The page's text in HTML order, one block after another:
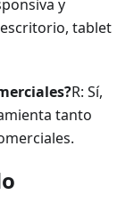
y
tablet
R: Sí,
tanto